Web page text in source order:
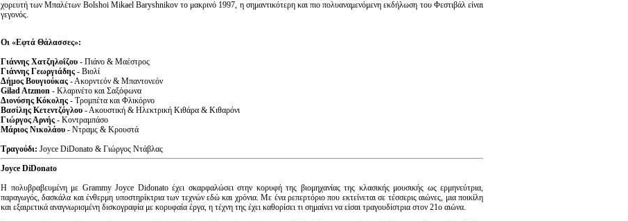
χορευτή των Μπαλέτων Bolshoi Mikael Baryshnikov το μακρινό 1997, η σημαντικότερη και πιο πολυαναμενόμενη εκδήλωση του Φεστιβάλ είναι
γεγονός.
Οι «Εφτά Θάλασσες»:
Γιάννης Χατζηλοΐζου - Πιάνο & Μαέστρος
Γιάννης Γεωργιάδης - Βιολί
Δήμος Βουγιούκας - Ακορντεόν & Μπαντονεόν
Gilad Atzmon - Κλαρινέτο και Σαξόφωνα
Διονύσης Κόκολης - Τρομπέτα και Φλικόρνο
Βασίλης Κετεντζόγλου - Ακουστική & Ηλεκτρική Κιθάρα & Κιθαρόνι
ΓιώργοςΑρνής - Κοντραμπάσο
Μάριος Νικολάου - Ντραμς & Κρουστά
Τραγούδι: Joyce DiDonato & Γιώργος Ντάβλας
Joyce DiDonato
Η πολυβραβευμένη με Grammy Joyce Didonato έχει σκαρφαλώσει στην κορυφή της βιομηχανίας της κλασικής μουσικής ως ερμηνεύτρια,
παραγωγός, δασκάλα και ένθερμη υποστηρίκτρια των τεχνών εδώ και χρόνια. Με ένα ρεπερτόριο που εκτείνεται σε τέσσερις αιώνες, μια ποικίλη
και εξαιρετικά αναγνωρισμένη δισκογραφία με κορυφαία έργα, η τέχνη της έχει καθορίσει τι σημαίνει να είσαι τραγουδίστρια στον 21ο αιώνα.